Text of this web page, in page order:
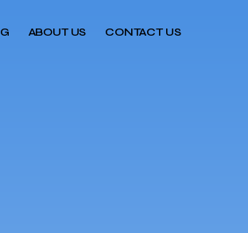
ABOUT US CONTACT US